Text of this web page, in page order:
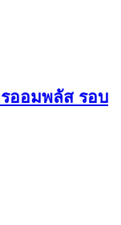
ออมพลัส รอบ